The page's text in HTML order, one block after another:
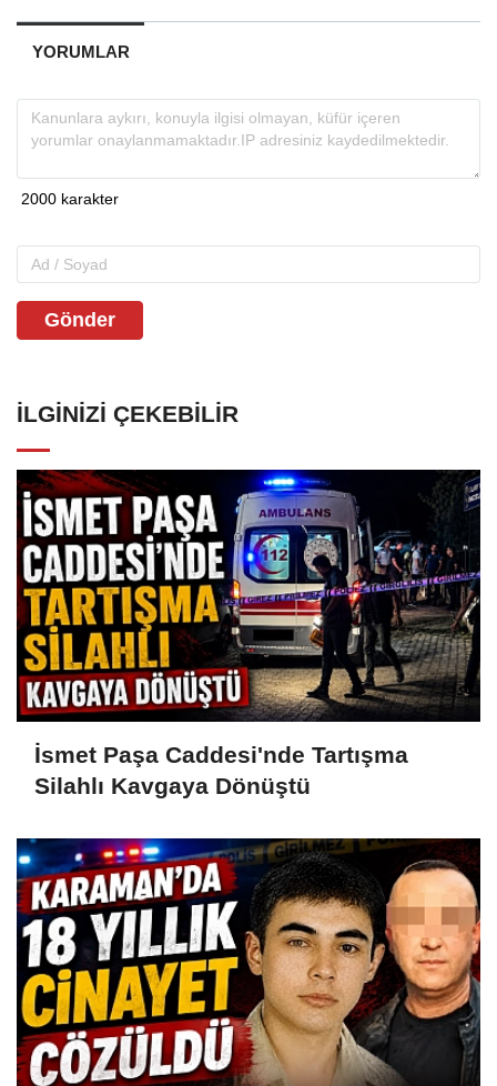
YORUMLAR
Gönder
İLGINIZI ÇEKEBILIR
İsmet Paşa Caddesi'nde Tartışma
Silahlı Kavgaya Dönüştü